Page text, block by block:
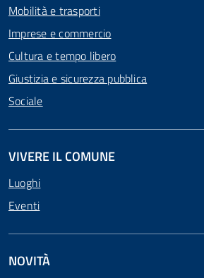
Mobilità e trasporti
Imprese e commercio
Cultura e tempo libero
Giustizia e sicurezza pubblica
Sociale
VIVERE IL COMUNE
Luoghi
Eventi
NOVITÀ